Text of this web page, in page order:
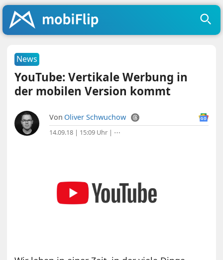
News
YouTube: Vertikale Werbung in
der mobilen Version kommt
Von Oliver Schwuchow
14.09.18 | 15:09 Uhr | ⋯